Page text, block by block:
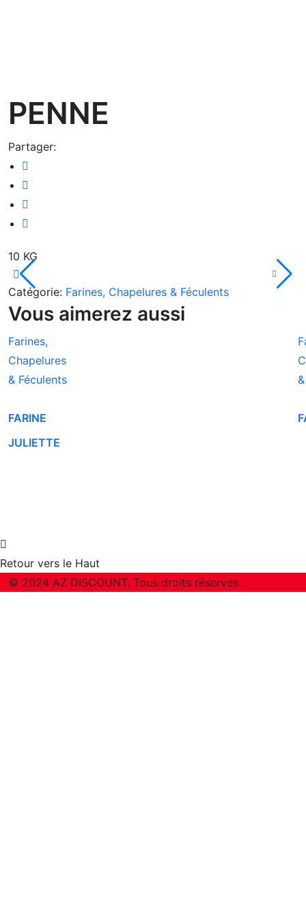
PENNE
Partager:
10 KG
Catégorie: Farines, Chapelures & Féculents
Vous aimerez aussi
Farines,
Chapelures
& Féculents
FARINE
JULIETTE
Retour vers le Haut
© 2024 AZ DISCOUNT. Tous droits réservés.